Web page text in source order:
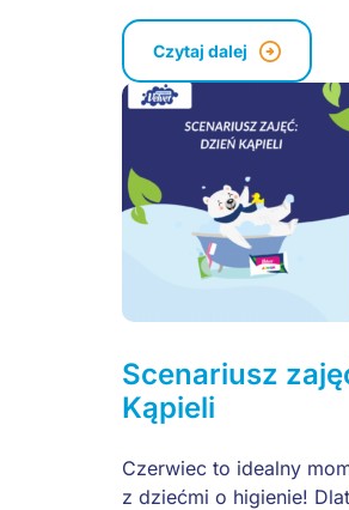
Czytaj dalej
Scenariusz
Kąpieli
Czerwiec to idealny
z dziećmi o higienie!